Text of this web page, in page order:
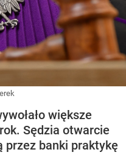
większe
Sędzia otwarcie
przez banki praktykę